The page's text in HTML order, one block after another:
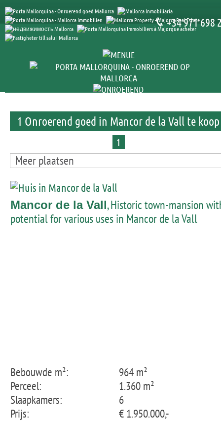
+34 971 698
1 Onroerend goed in Mancor de la Vall te koop
1
Meer plaatsen
Mancor de la Vall, Historic town-mansion
potential for various uses in Mancor de la Vall
Bebouwde m²:
964 m²
Perceel:
1.360 m²
Slaapkamers:
6
Prijs:
€ 1.950.000,-